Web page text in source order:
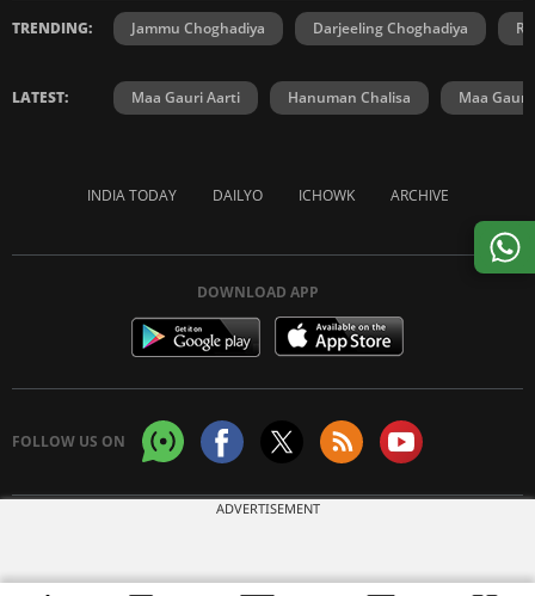
TRENDING: Jammu Choghadiya Darjeeling Choghadiya
LATEST: Maa Gauri Aarti Hanuman Chalisa Maa Gauri
INDIA TODAY DAILYO ICHOWK ARCHIVE
DOWNLOAD APP
FOLLOW US ON
ADVERTISEMENT